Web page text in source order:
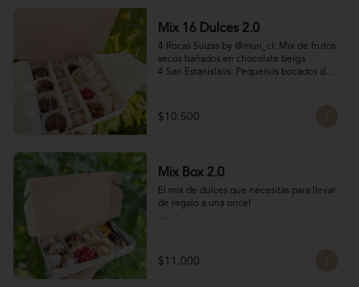
4 Bocados de manjar duro
SI NECESITAS MÁS DE 10 UNIDADES
escríbenos por WhatsApp o Instagram
para confirmar stock (nuestros productos
Mix 16 Dulces 2.0
4 Rocas Suizas by @mun_cl: Mix de frutos
secos bañados en chocolate belga
4 San Estanislaos: Pequeños bocados de
rellenos con manjar blanco
4 Volcanes Ckachi
$10.500
Mix Box 2.0
El mix de dulces que necesitas para llevar
de regalo a una once!
4 Rocas Suizas by @mun_cl: Mix de frutos
secos bañados en chocolate francés
$11.000